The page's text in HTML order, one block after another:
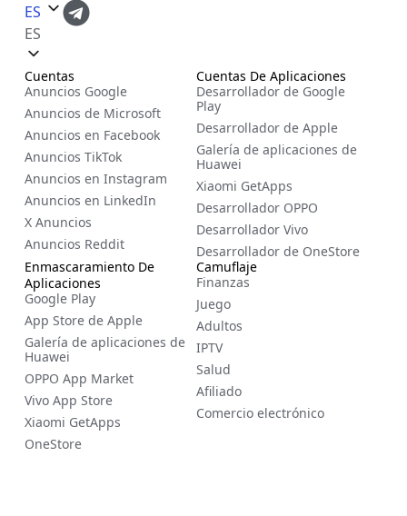
ES
ES
Cuentas
Anuncios Google
Anuncios de Microsoft
Anuncios en Facebook
Anuncios TikTok
Anuncios en Instagram
Anuncios en LinkedIn
X Anuncios
Anuncios Reddit
Camuflaje
Finanzas
Juego
Adultos
IPTV
Salud
Afiliado
Comercio electrónico
Cuentas De Aplicaciones
Desarrollador de Google
Play
Desarrollador de Apple
Galería de aplicaciones de
Huawei
Xiaomi GetApps
Desarrollador OPPO
Desarrollador Vivo
Desarrollador de OneStore
Enmascaramiento De
Aplicaciones
Google Play
App Store de Apple
Galería de aplicaciones de
Huawei
OPPO App Market
Vivo App Store
Xiaomi GetApps
OneStore